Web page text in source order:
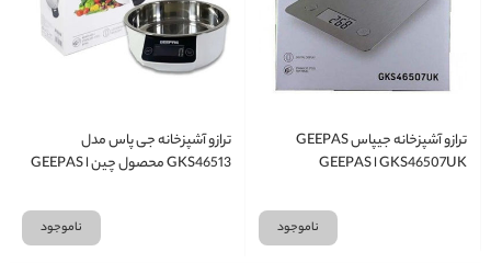
ترازو آشپزخانه جیپاس GEEPAS
GKS46507UK ا GEEPAS
ناموجود
ترازو آشپزخانه جی پاس مدل
GKS46513 محصول چین ا GEEPAS
ناموجود